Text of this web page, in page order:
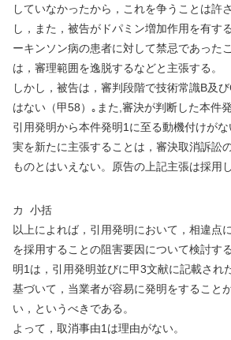
していなかったから，これを争うことは許
し，また，被告がドパミン増加作用を有す
ーキンソン病の患者に対して禁忌であった
は，審理範囲を逸脱するなどと主張する。
しかし，被告は，審判段階で技術常識B及び
はない（甲58）｡また 審決が判断した本件
引用発明から本件発明1 に至る動機付けが
実を新たに主張することは，審決取消訴訟
ものとはいえない。原告の上記主張は採用
カ
小括
以上によれば，引用発明において，相違点
を採用することの阻害要因について検討す
明1 は，引用発明並びに甲3文献に記載され
基づいて，当業者が容易に発明をすること
い，というべきである。
よって，取消事由1 は理由がない。